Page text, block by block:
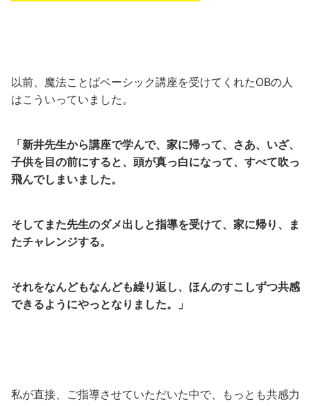
以前、魔法ことばベーシック講座を受けてくれたOBの人
はこういっていました。
「新井先生から講座で学んで、家に帰って、さあ、いざ、
子供を目の前にすると、頭が真っ白になって、すべて吹っ
飛んでしまいました。
そしてまた先生のダメ出しと指導を受けて、家に帰り、ま
たチャレンジする。
それをなんどもなんども繰り返し、ほんのすこしずつ共感
できるようにやっとなりました。」
私が直接、ご指導させていただいた中で、もっとも共感力